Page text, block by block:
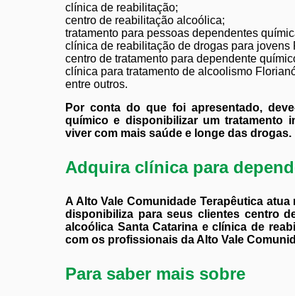
clínica de reabilitação;
centro de reabilitação alcoólica;
tratamento para pessoas dependentes
clínica de reabilitação de drogas para jovens
centro de tratamento para dependente
clínica para tratamento de alcoolismo
entre outros.
Por conta do que foi apresentado,
químico e disponibilizar um tratamento
viver com mais saúde e longe das drogas.
Adquira clínica para
A Alto Vale Comunidade Terapêutica
disponibiliza para seus clientes centro
alcoólica Santa Catarina e clínica de
com os profissionais da Alto Vale
Para saber mais sobre